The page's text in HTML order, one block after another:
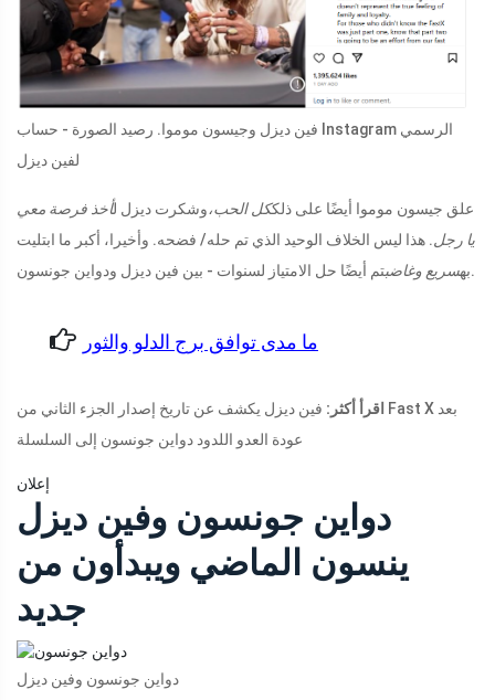
فين ديزل وجيسون موموا. رصيد الصورة - حساب Instagram الرسمي
لفين ديزل
علق جيسون موموا أيضًا على ذلككل الحب،وشكرت ديزل لأخذ فرصة معي
يا رجل. هذا ليس الخلاف الوحيد الذي تم حله/ فضحه. وأخيرا، أكبر ما ابتليت
بهسريع وغاضب تم أيضًا حل الامتياز لسنوات - بين فين ديزل ودواين جونسون.
ما مدى توافق برج الدلو والثور
اقرأ أكثر: فين ديزل يكشف عن تاريخ إصدار الجزء الثاني من Fast X بعد
عودة العدو اللدود دواين جونسون إلى السلسلة
إعلان
دواين جونسون وفين ديزل
ينسون الماضي ويبدأون من
جديد
دواين جونسون وفين ديزل